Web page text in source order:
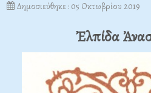
Δημοσιεύθηκε : 05 Οκτωβρίου 2019
Ἐλπίδα